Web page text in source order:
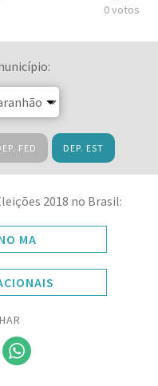
0 votos
FED DEP. EST
2018 no Brasil:
MA